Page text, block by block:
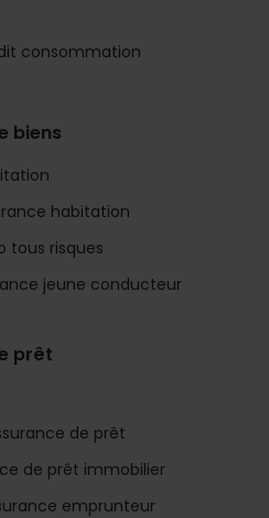
consommation
biens
habitation
tous risques
jeune conducteur
prêt
de prêt
de prêt immobilier
emprunteur